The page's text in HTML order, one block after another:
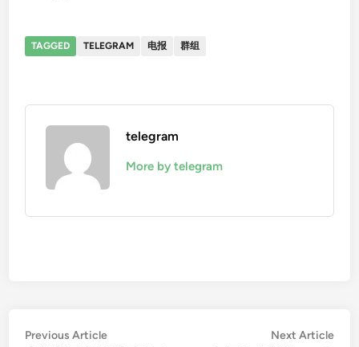
TAGGED TELEGRAM 电报 群组
telegram
More by telegram
文
Previous ArticlePrevious
Next Article